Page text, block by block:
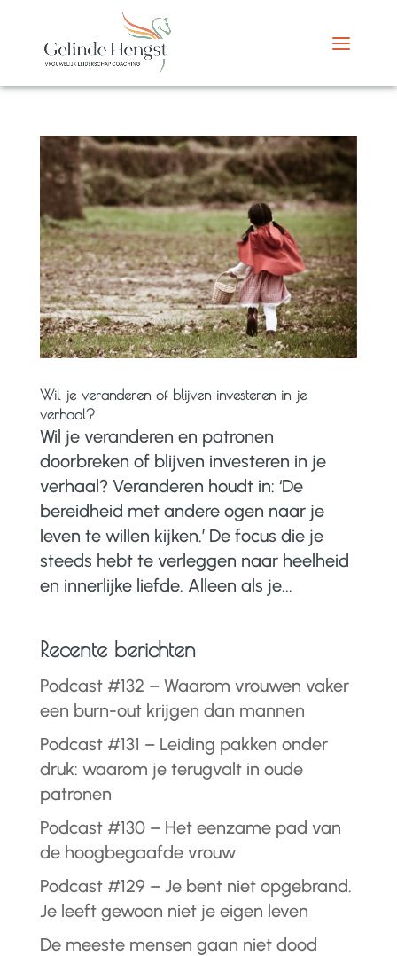
Wil je veranderen of blijven investeren in je
verhaal?
Wil je veranderen en patronen
doorbreken of blijven investeren in je
verhaal? Veranderen houdt in: ‘De
bereidheid met andere ogen naar je
leven te willen kijken.’ De focus die je
steeds hebt te verleggen naar heelheid
en innerlijke liefde. Alleen als je...
Recente berichten
Podcast #132 – Waarom vrouwen vaker
een burn-out krijgen dan mannen
Podcast #131 – Leiding pakken onder
druk: waarom je terugvalt in oude
patronen
Podcast #130 – Het eenzame pad van
de hoogbegaafde vrouw
Podcast #129 – Je bent niet opgebrand.
Je leeft gewoon niet je eigen leven
De meeste mensen gaan niet dood